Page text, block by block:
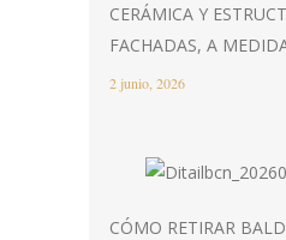
CERÁMICA Y
FACHADAS, A
2 junio, 2026
CÓMO RETIRAR